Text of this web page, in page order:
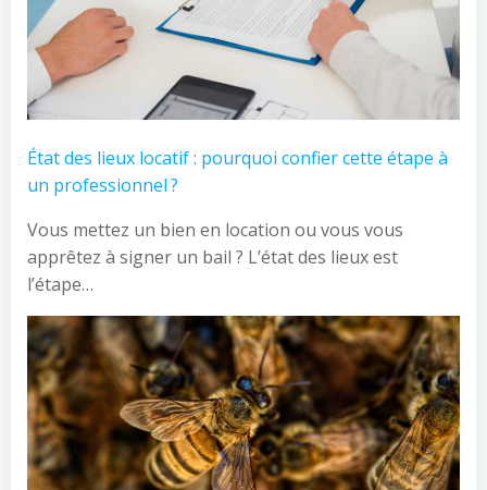
État des lieux locatif : pourquoi confier cette étape à
un professionnel ?
Vous mettez un bien en location ou vous vous
apprêtez à signer un bail ? L’état des lieux est
l’étape…